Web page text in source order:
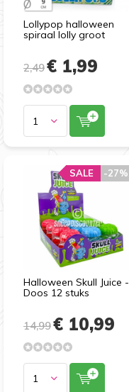
Lollypop halloween
spiraal lolly groot
2,49€ 1,99
Halloween Skull Juice -
Doos 12 stuks
-27%
SALE
14,99€ 10,99